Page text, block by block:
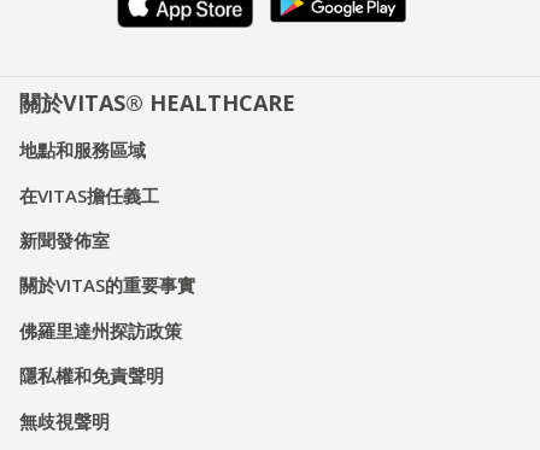
關於VITAS® HEALTHCARE
地點和服務區域
在VITAS擔任義工
新聞發佈室
關於VITAS的重要事實
佛羅里達州探訪政策
隱私權和免責聲明
無歧視聲明